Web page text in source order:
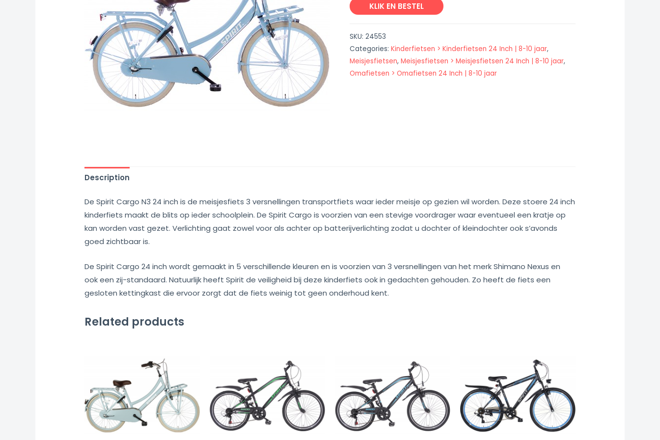
KLIK EN BESTEL
SKU: 24553
Categories: Kinderfietsen > Kinderfietsen 24 Inch | 8-10 jaar,
Meisjesfietsen, Meisjesfietsen > Meisjesfietsen 24 Inch | 8-10 jaar,
Omafietsen > Omafietsen 24 Inch | 8-10 jaar
Description
De Spirit Cargo N3 24 inch is de meisjesfiets 3 versnellingen transportfiets waar ieder meisje op gezien wil worden. Deze stoere 24 inch
kinderfiets maakt de blits op ieder schoolplein. De Spirit Cargo is voorzien van een stevige voordrager waar eventueel een kratje op
kan worden vast gezet. Verlichting gaat zowel voor als achter op batterijverlichting zodat u dochter of kleindochter ook s’avonds
goed zichtbaar is.
De Spirit Cargo 24 inch wordt gemaakt in 5 verschillende kleuren en is voorzien van 3 versnellingen van het merk Shimano Nexus en
ook een zij-standaard. Natuurlijk heeft Spirit de veiligheid bij deze kinderfiets ook in gedachten gehouden. Zo heeft de fiets een
gesloten kettingkast die ervoor zorgt dat de fiets weinig tot geen onderhoud kent.
Related products